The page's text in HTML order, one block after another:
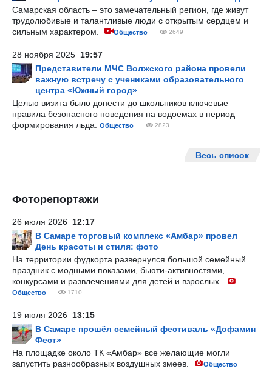
Самарская область – это замечательный регион, где живут
трудолюбивые и талантливые люди с открытым сердцем и
сильным характером.
Общество 2649
28 ноября 2025 19:57
Представители МЧС Волжского района провели
важную встречу с учениками образовательного
центра «Южный город»
Целью визита было донести до школьников ключевые
правила безопасного поведения на водоемах в период
формирования льда.
Общество 2823
Весь список
Фоторепортажи
26 июля 2026 12:17
В Самаре торговый комплекс «Амбар» провел
День красоты и стиля: фото
На территории фудкорта развернулся большой семейный
праздник с модными показами, бьюти-активностями,
конкурсами и развлечениями для детей и взрослых.
Общество 1710
19 июля 2026 13:15
В Самаре прошёл семейный фестиваль «Дофамин
Фест»
На площадке около ТК «Амбар» все желающие могли
запустить разнообразных воздушных змеев.
Общество